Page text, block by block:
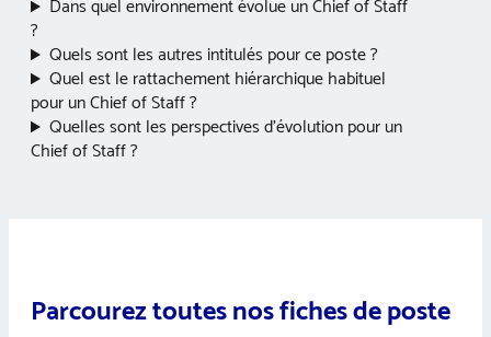
Dans quel environnement évolue un Chief of Staff
?
Quels sont les autres intitulés pour ce poste ?
Quel est le rattachement hiérarchique habituel
pour un Chief of Staff ?
Quelles sont les perspectives d’évolution pour un
Chief of Staff ?
Parcourez toutes nos fiches de poste